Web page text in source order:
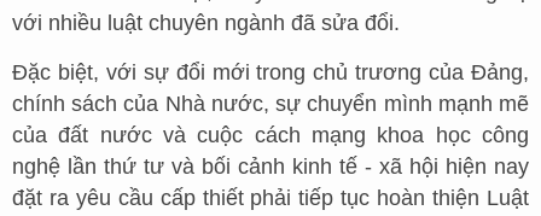
với nhiều luật chuyên ngành đã sửa đổi.
Đặc biệt, với sự đổi mới trong chủ trương của Đảng,
chính sách của Nhà nước, sự chuyển mình mạnh mẽ
của đất nước và cuộc cách mạng khoa học công
nghệ lần thứ tư và bối cảnh kinh tế - xã hội hiện nay
đặt ra yêu cầu cấp thiết phải tiếp tục hoàn thiện Luật